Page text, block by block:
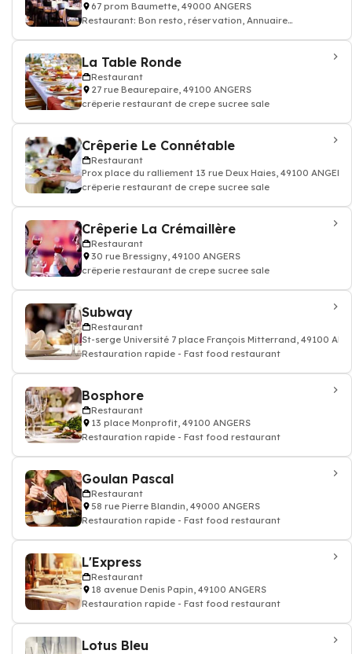
67 prom Baumette, 49000 ANGERS
Restaurant: Bon resto, réservation, Annuaire
La Table Ronde
Restaurant
27 rue Beaurepaire, 49100 ANGERS
crêperie restaurant de crepe sucree sale
Crêperie Le Connétable
Restaurant
Prox place du ralliement 13 rue Deux Haies, 49100 ANGERS
crêperie restaurant de crepe sucree sale
Crêperie La Crémaillère
Restaurant
30 rue Bressigny, 49100 ANGERS
crêperie restaurant de crepe sucree sale
Subway
Restaurant
St-serge Université 7 place François Mitterrand, 49100
Restauration rapide - Fast food restaurant
Bosphore
Restaurant
13 place Monprofit, 49100 ANGERS
Restauration rapide - Fast food restaurant
Goulan Pascal
Restaurant
58 rue Pierre Blandin, 49000 ANGERS
Restauration rapide - Fast food restaurant
L'Express
Restaurant
18 avenue Denis Papin, 49100 ANGERS
Restauration rapide - Fast food restaurant
Lotus Bleu